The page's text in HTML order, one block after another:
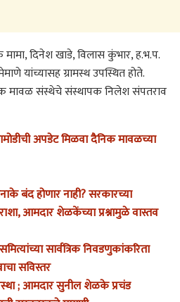
दिनेश खाडे, विलास कुंभार, ह.भ.प.
यांच्यासह ग्रामस्थ उपस्थित होते.
मावळ संस्थेचे संस्थापक निलेश संपतराव
अपडेट मिळवा दैनिक मावळच्या
बंद होणार नाही? सरकारच्या
आमदार शेळकेंच्या प्रश्नामुळे वास्तव
सार्वत्रिक निवडणुकांकरिता
सविस्तर
; आमदार सुनील शेळके प्रचंड